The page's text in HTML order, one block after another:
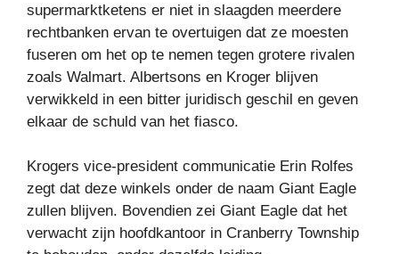
supermarktketens er niet in slaagden meerdere
rechtbanken ervan te overtuigen dat ze moesten
fuseren om het op te nemen tegen grotere rivalen
zoals Walmart. Albertsons en Kroger blijven
verwikkeld in een bitter juridisch geschil en geven
elkaar de schuld van het fiasco.
Krogers vice-president communicatie Erin Rolfes
zegt dat deze winkels onder de naam Giant Eagle
zullen blijven. Bovendien zei Giant Eagle dat het
verwacht zijn hoofdkantoor in Cranberry Township